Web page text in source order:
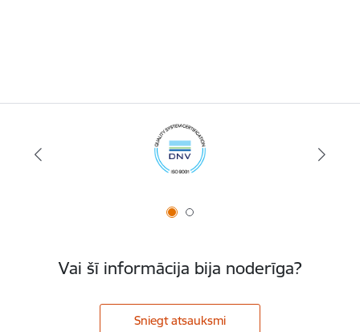
Vai šī informācija bija noderīga?
Sniegt atsauksmi